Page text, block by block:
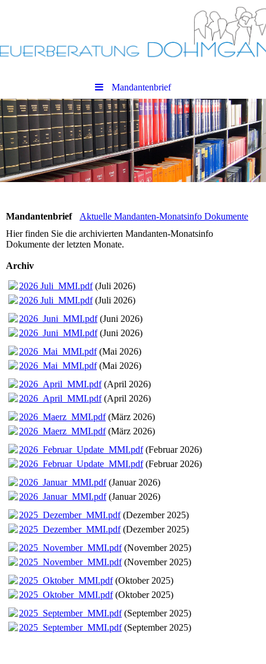
Mandantenbrief
Mandantenbrief
Aktuelle Mandanten-Monatsinfo Dokumente
Hier finden Sie die archivierten Mandanten-Monatsinfo
Dokumente der letzten Monate.
Archiv
2026 Juli_MMI.pdf(Juli 2026)
2026 Juli_MMI.pdf(Juli 2026)
2026_Juni_MMI.pdf(Juni 2026)
2026_Juni_MMI.pdf(Juni 2026)
2026_Mai_MMI.pdf(Mai 2026)
2026_Mai_MMI.pdf(Mai 2026)
2026_April_MMI.pdf(April 2026)
2026_April_MMI.pdf(April 2026)
2026_Maerz_MMI.pdf(März 2026)
2026_Maerz_MMI.pdf(März 2026)
2026_Februar_Update_MMI.pdf(Februar 2026)
2026_Februar_Update_MMI.pdf(Februar 2026)
2026_Januar_MMI.pdf(Januar 2026)
2026_Januar_MMI.pdf(Januar 2026)
2025_Dezember_MMI.pdf(Dezember 2025)
2025_Dezember_MMI.pdf(Dezember 2025)
2025_November_MMI.pdf(November 2025)
2025_November_MMI.pdf(November 2025)
2025_Oktober_MMI.pdf(Oktober 2025)
2025_Oktober_MMI.pdf(Oktober 2025)
2025_September_MMI.pdf(September 2025)
2025_September_MMI.pdf(September 2025)